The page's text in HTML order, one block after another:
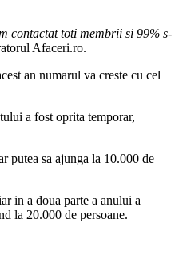
contactat toti membrii si 99% s-
Afaceri.ro.
an numarul va creste cu cel
a fost oprita temporar,
putea sa ajunga la 10.000 de
in a doua parte a anului a
la 20.000 de persoane.